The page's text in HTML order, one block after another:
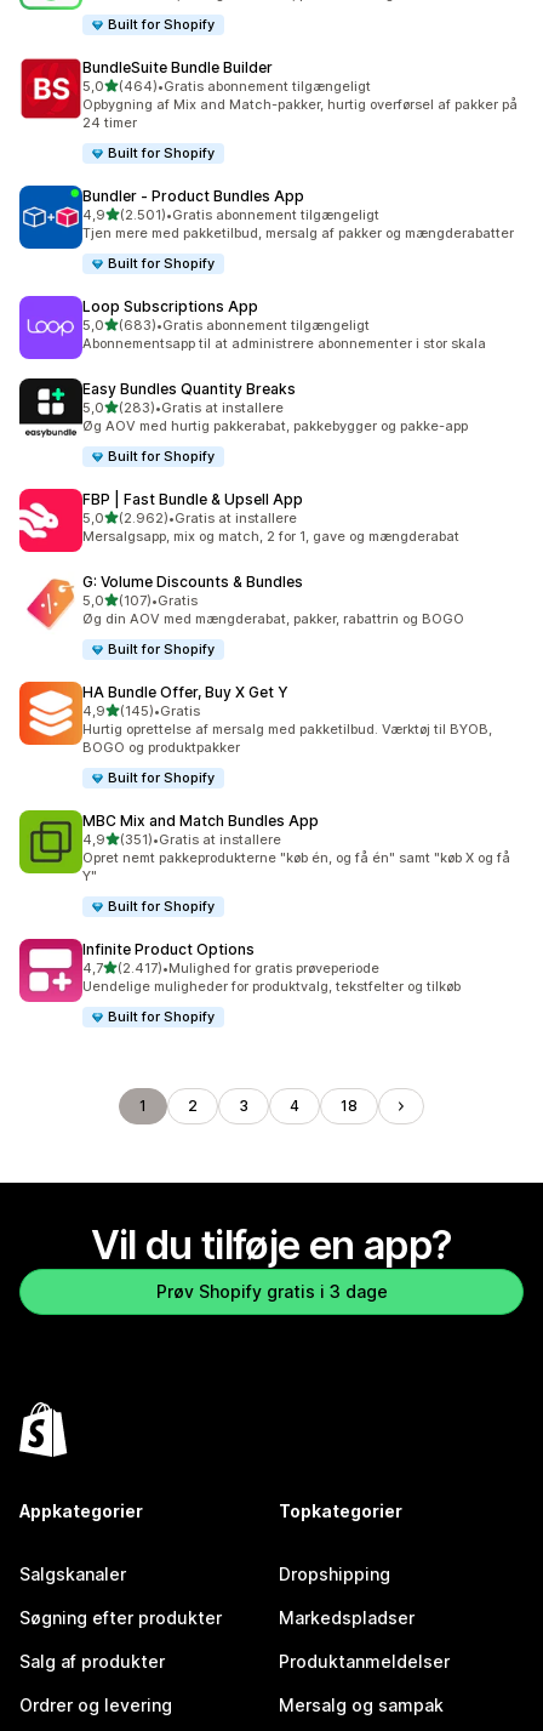
Built for Shopify
BundleSuite Bundle Builder
5,0ud af 5 stjerner
(464)
464 anmeldelser i alt
•Gratis abonnement tilgængeligt
Opbygning af Mix and Match-pakker, hurtig overførsel af pakker på
24 timer
Built for Shopify
Bundler ‑ Product Bundles App
4,9ud af 5 stjerner
(2.501)
2501 anmeldelser i alt
•Gratis abonnement tilgængeligt
Tjen mere med pakketilbud, mersalg af pakker og mængderabatter
Built for Shopify
Loop Subscriptions App
5,0ud af 5 stjerner
(683)
683 anmeldelser i alt
•Gratis abonnement tilgængeligt
Abonnementsapp til at administrere abonnementer i stor skala
Easy Bundles Quantity Breaks
5,0ud af 5 stjerner
(283)
283 anmeldelser i alt
•Gratis at installere
Øg AOV med hurtig pakkerabat, pakkebygger og pakke-app
Built for Shopify
FBP | Fast Bundle & Upsell App
5,0ud af 5 stjerner
(2.962)
2962 anmeldelser i alt
•Gratis at installere
Mersalgsapp, mix og match, 2 for 1, gave og mængderabat
G: Volume Discounts & Bundles
5,0ud af 5 stjerner
(107)
107 anmeldelser i alt
•Gratis
Øg din AOV med mængderabat, pakker, rabattrin og BOGO
Built for Shopify
HA Bundle Offer, Buy X Get Y
4,9ud af 5 stjerner
(145)
145 anmeldelser i alt
•Gratis
Hurtig oprettelse af mersalg med pakketilbud. Værktøj til BYOB,
BOGO og produktpakker
Built for Shopify
MBC Mix and Match Bundles App
4,9ud af 5 stjerner
(351)
351 anmeldelser i alt
•Gratis at installere
Opret nemt pakkeprodukterne "køb én, og få én" samt "køb X og få
Y"
Built for Shopify
Infinite Product Options
4,7ud af 5 stjerner
(2.417)
2417 anmeldelser i alt
•Mulighed for gratis prøveperiode
Uendelige muligheder for produktvalg, tekstfelter og tilkøb
Built for Shopify
1 2 3 4 18
Vil du tilføje en app?
Prøv Shopify gratis i 3 dage
Appkategorier
Salgskanaler
Søgning efter produkter
Salg af produkter
Ordrer og levering
Topkategorier
Dropshipping
Markedspladser
Produktanmeldelser
Mersalg og sampak